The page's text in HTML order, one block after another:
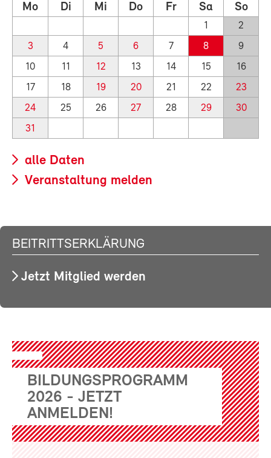
Mo Di Mi Do Fr Sa So
1
2
3
4 5 6 7 8
9
10
11 12 13 14 15
16
17
18 19 20 21 22
23
24
25 26 27 28 29
30
31
alle Daten
Veranstaltung melden
BEITRITTSERKLÄRUNG
Jetzt Mitglied werden
BILDUNGSPROGRAMM
2026 - JETZT
ANMELDEN!